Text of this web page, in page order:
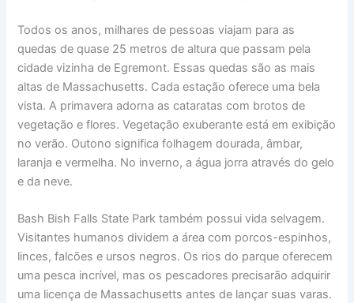
Todos os anos, milhares de pessoas viajam para as
quedas de quase 25 metros de altura que passam pela
cidade vizinha de Egremont. Essas quedas são as mais
altas de Massachusetts. Cada estação oferece uma bela
vista. A primavera adorna as cataratas com brotos de
vegetação e flores. Vegetação exuberante está em exibição
no verão. Outono significa folhagem dourada, âmbar,
laranja e vermelha. No inverno, a água jorra através do gelo
e da neve.
Bash Bish Falls State Park também possui vida selvagem.
Visitantes humanos dividem a área com porcos-espinhos,
linces, falcões e ursos negros. Os rios do parque oferecem
uma pesca incrível, mas os pescadores precisarão adquirir
uma licença de Massachusetts antes de lançar suas varas.